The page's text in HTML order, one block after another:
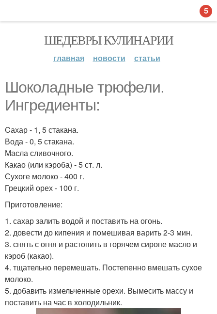
ШЕДЕВРЫ КУЛИНАРИИ
главная новости статьи
Шоколадные трюфели.
Ингредиенты:
Cахар - 1, 5 стакана.
Вода - 0, 5 стакана.
Масла сливочного.
Какао (или кэроба) - 5 ст. л.
Сухоге молоко - 400 г.
Грецкий орех - 100 г.
Приготовление:
1. сахар залить водой и поставить на огонь.
2. довести до кипения и помешивая варить 2-3 мин.
3. снять с огня и растопить в горячем сиропе масло и
кэроб (какао).
4. тщательно перемешать. Постепенно вмешать сухое
молоко.
5. добавить измельченные орехи. Вымесить массу и
поставить на час в холодильник.
5